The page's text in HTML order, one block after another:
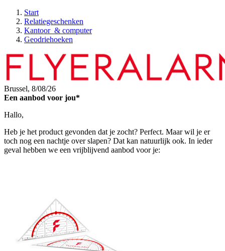
Start
Relatiegeschenken
Kantoor & computer
Geodriehoeken
Brussel, 8/08/26
Een aanbod voor jou*
Hallo,
Heb je het product gevonden dat je zocht? Perfect. Maar wil je er
toch nog een nachtje over slapen? Dat kan natuurlijk ook. In ieder
geval hebben we een vrijblijvend aanbod voor je: